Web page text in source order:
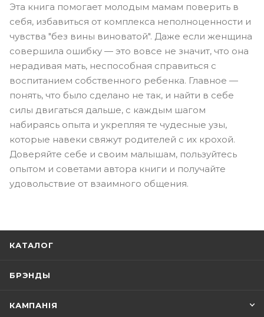
Эта книга помогает молодым мамам поверить в
себя, избавиться от комплекса неполноценности и
чувства "без вины виноватой". Даже если женщина
совершила ошибку — это вовсе не значит, что она
нерадивая мать, неспособная справиться с
воспитанием собственного ребенка. Главное —
понять, что было сделано не так, и найти в себе
силы двигаться дальше, с каждым шагом
набираясь опыта и укрепляя те чудесные узы,
которые навеки свяжут родителей с их крохой.
Доверяйте себе и своим малышам, пользуйтесь
опытом и советами автора книги и получайте
удовольствие от взаимного общения.
КАТАЛОГ
БРЭНДЫ
КАМПАНІЯ